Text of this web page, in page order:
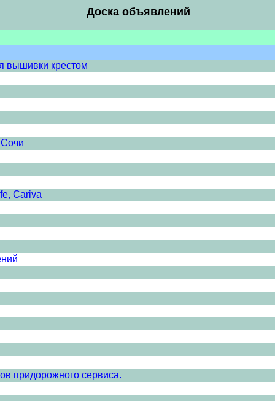
Доска объявлений
вышивки крестом
Cariva
придорожного сервиса.